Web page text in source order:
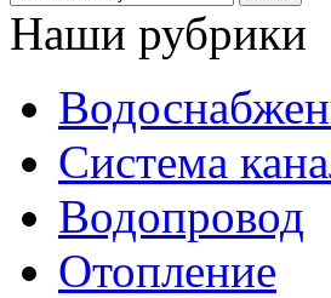
Наши рубрики
Система
Водопровод
Отопление